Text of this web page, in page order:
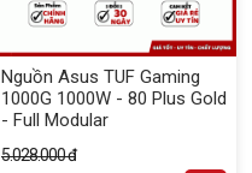
Nguồn Asus TUF Gaming
1000G 1000W - 80 Plus Gold
- Full Modular
5.028.000 đ